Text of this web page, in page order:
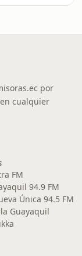
por
cualquier
FM
94.9 FM
Única 94.5 FM
Guayaquil